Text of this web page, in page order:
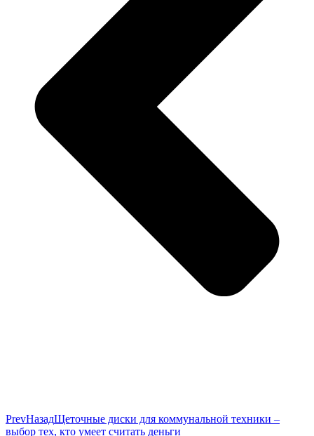
PrevНазадЩеточные диски для коммунальной техники –
выбор тех, кто умеет считать деньги